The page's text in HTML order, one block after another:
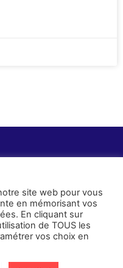
site web pour vous
en mémorisant vos
En cliquant sur
de TOUS les
vos choix en